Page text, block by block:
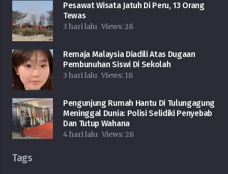
Pesawat Wisata Jatuh Di Peru, 13 Orang
Tewas
3 hari lalu Views:28
Remaja Malaysia Diadili Atas Dugaan
Pembunuhan Siswi Di Sekolah
3 hari lalu Views: 18
Pengunjung Rumah Hantu Di Tulungagung
Meninggal Dunia: Polisi Selidiki Penyebab
Dan Tutup Wahana
4 hari lalu Views:28
Tags